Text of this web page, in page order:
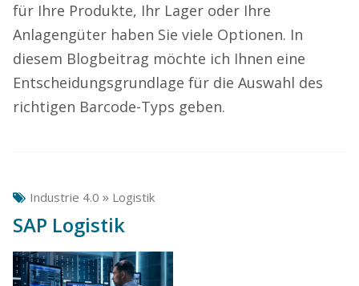
für Ihre Produkte, Ihr Lager oder Ihre
Anlagengüter haben Sie viele Optionen. In
diesem Blogbeitrag möchte ich Ihnen eine
Entscheidungsgrundlage für die Auswahl des
richtigen Barcode-Typs geben.
Industrie 4.0 » Logistik
SAP Logistik